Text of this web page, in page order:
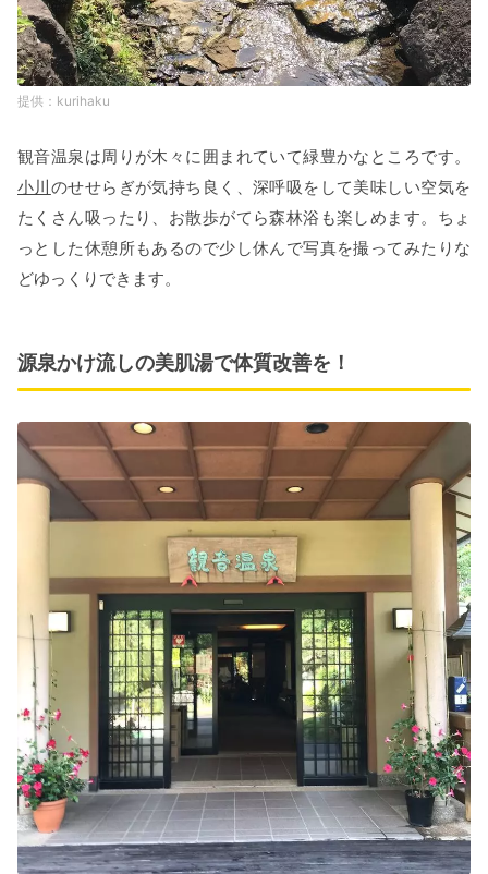
kurihaku
観音温泉は周りが木々に囲まれていて緑豊かなところです。
小川のせせらぎが気持ち良く、深呼吸をして美味しい空気を
たくさん吸ったり、お散歩がてら森林浴も楽しめます。ちょ
っとした休憩所もあるので少し休んで写真を撮ってみたりな
どゆっくりできます。
源泉かけ流しの美肌湯で体質改善を！